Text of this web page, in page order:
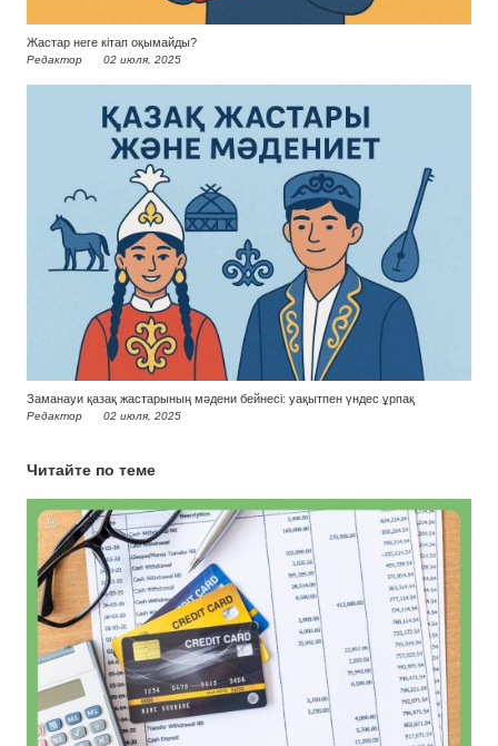
Жастар неге кітап оқымайды?
Редактор 02 июля, 2025
Заманауи қазақ жастарының мәдени бейнесі: уақытпен үндес ұрпақ
Редактор 02 июля, 2025
Читайте по теме